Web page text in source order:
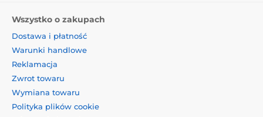
Wszystko o zakupach
Dostawa i płatność
Warunki handlowe
Reklamacja
Zwrot towaru
Wymiana towaru
Polityka plików cookie